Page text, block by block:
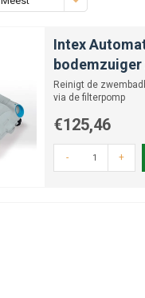
Intex
bodemzuiger
Reinigt de
via de filterpomp
€125,46
- +